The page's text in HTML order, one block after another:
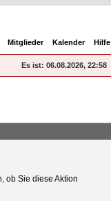
Mitglieder Kalender Hilfe
Es ist: 06.08.2026, 22:58
ob Sie diese Aktion